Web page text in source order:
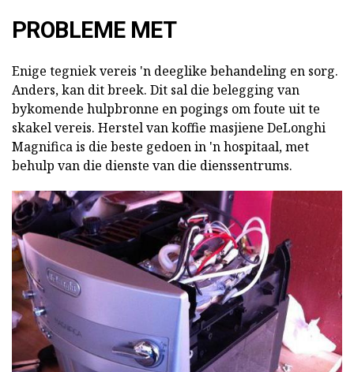
PROBLEME MET
Enige tegniek vereis 'n deeglike behandeling en sorg.
Anders, kan dit breek. Dit sal die belegging van
bykomende hulpbronne en pogings om foute uit te
skakel vereis. Herstel van koffie masjiene DeLonghi
Magnifica is die beste gedoen in 'n hospitaal, met
behulp van die dienste van die dienssentrums.